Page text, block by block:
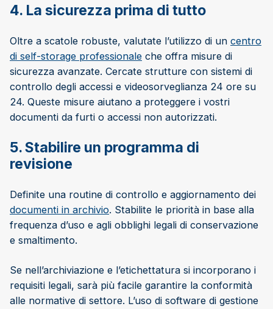
4. La sicurezza prima di tutto
Oltre a scatole robuste, valutate l’utilizzo di un centro
di self-storage professionale che offra misure di
sicurezza avanzate. Cercate strutture con sistemi di
controllo degli accessi e videosorveglianza 24 ore su
24. Queste misure aiutano a proteggere i vostri
documenti da furti o accessi non autorizzati.
5. Stabilire un programma di
revisione
Definite una routine di controllo e aggiornamento dei
documenti in archivio. Stabilite le priorità in base alla
frequenza d’uso e agli obblighi legali di conservazione
e smaltimento.
Se nell’archiviazione e l’etichettatura si incorporano i
requisiti legali, sarà più facile garantire la conformità
alle normative di settore. L’uso di software di gestione